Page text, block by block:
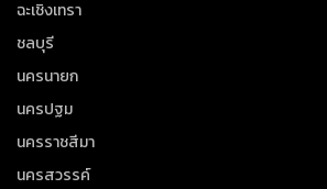
ฉะเชิงเทรา
ชลบุรี
นครนายก
นครปฐม
นครราชสีมา
นครสวรรค์